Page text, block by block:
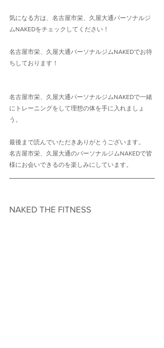
気になる方は、名古屋市栄、久屋大通パーソナルジ
ムNAKEDをチェックしてください！
名古屋市栄、久屋大通パーソナルジムNAKEDでお待
ちしております！
名古屋市栄、久屋大通パーソナルジムNAKEDで一緒
にトレーニングをして理想の体を手に入れましょ
う。
最後まで読んでいただきありがとうございます。
名古屋市栄、久屋大通のパーソナルジムNAKEDで皆
様にお会いできるのを楽しみにしています。
NAKED THE FITNESS